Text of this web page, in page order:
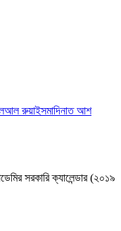
আল রুয়াইসমাদিনাত আশ
সরকারি ক্যালেন্ডার (২০১৯